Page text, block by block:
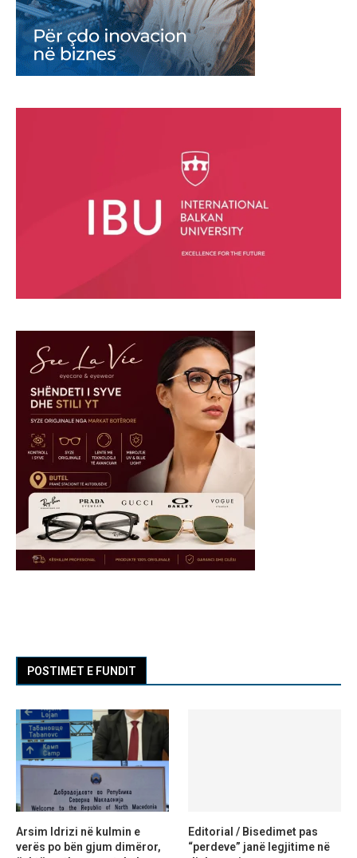
POSTIMET E FUNDIT
Arsim Idrizi në kulmin e
verës po bën gjum dimëror,
Editorial / Bisedimet pas
“perdeve” janë legjitime në